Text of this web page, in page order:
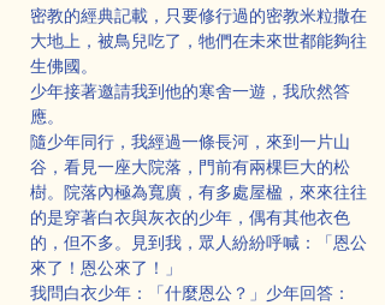
密教的經典記載，只要修行過的密教米粒撒在
大地上，被鳥兒吃了，牠們在未來世都能夠往
生佛國。
少年接著邀請我到他的寒舍一遊，我欣然答
應。
隨少年同行，我經過一條長河，來到一片山
谷，看見一座大院落，門前有兩棵巨大的松
樹。院落內極為寬廣，有多處屋楹，來來往往
的是穿著白衣與灰衣的少年，偶有其他衣色
的，但不多。見到我，眾人紛紛呼喊：「恩公
來了！恩公來了！」
我問白衣少年：「什麼恩公？」少年回答：